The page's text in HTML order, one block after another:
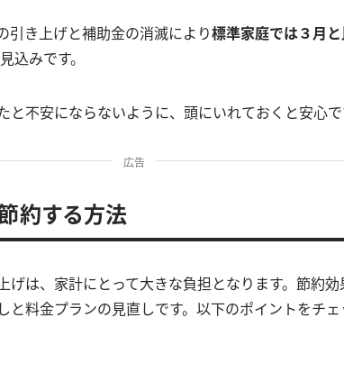
引き上げと補助金の消滅により標準家庭では３月
込みです。
不安にならないように、頭にいれておくと安心で
広告
約する方法
は、家計にとって大きな負担となります。節約効
と料金プランの見直しです。以下のポイントをチ